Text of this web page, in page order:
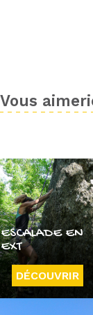
Vous
ESCALADE EN
EXT
DÉCOUVRIR